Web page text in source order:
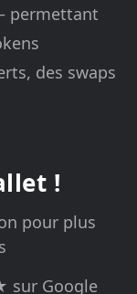
permettant
des swaps
!
pour plus
sur Google